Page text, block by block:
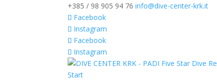
+385 / 98 905 94 76 info@dive-center-krk.it
Facebook
Instagram
Facebook
Instagram
Start